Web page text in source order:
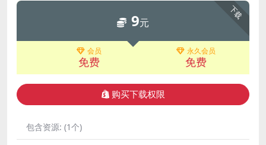
下载
9元
会员
免费
永久会员
免费
购买下载权限
包含资源: (1个)